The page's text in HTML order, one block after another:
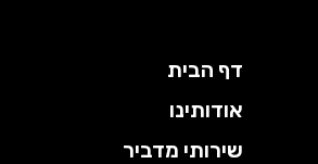
דף הבית
אודותינו
שירותי מדביר